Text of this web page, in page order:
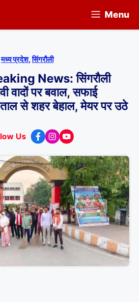
Menu
मध्य प्रदेश,सिंगरौली
News: सिंगरौली
वादों पर बवाल, सफाई
से शहर बेहाल, मेयर पर उठे
Us